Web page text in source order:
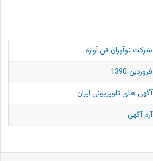
شرکت نوآوران فن آوازه
فروردین 1390
آگهی های تلویزیونی ایران
آرم آگهی